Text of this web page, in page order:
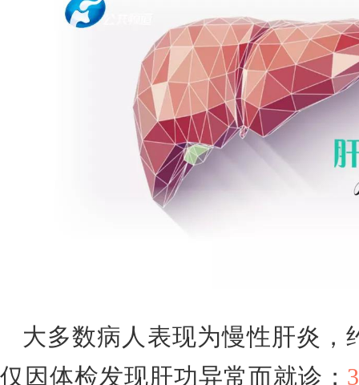
大多数病人表现为慢性肝炎，
仅因体检发现肝功异常而就诊；